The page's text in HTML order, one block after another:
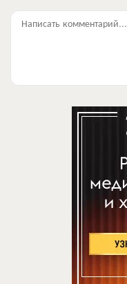
Написать комментарий...